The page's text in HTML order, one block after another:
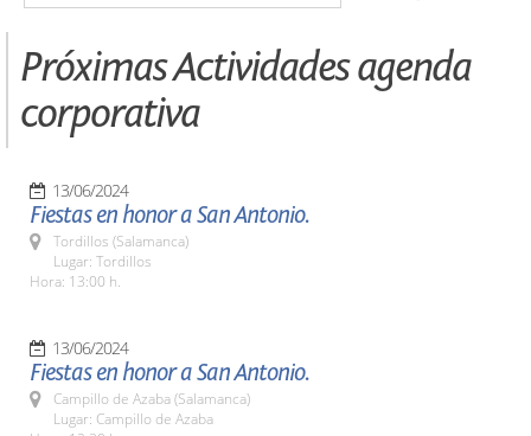
Próximas Actividades agenda
corporativa
13/06/2024
Fiestas en honor a San Antonio.
Tordillos (Salamanca)
Lugar: Tordillos
Hora: 13:00 h.
13/06/2024
Fiestas en honor a San Antonio.
Campillo de Azaba (Salamanca)
Lugar: Campillo de Azaba